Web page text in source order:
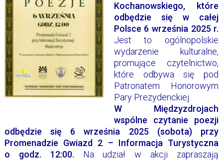
Kochanowskiego, które
odbędzie się w całej
Polsce 6 września 2025 r.
Jest to ogólnopolskie
wydarzenie kulturalne,
promujące czytelnictwo,
które odbywa się pod
Patronatem Honorowym
Pary Prezydenckiej.
W Międzyzdrojach
wspólne czytanie poezji
odbędzie się 6 września 2025 (sobota) przy
Promenadzie Gwiazd 2 – Informacja Turystyczna
o godz. 12:00. Na udział w akcji zapraszają